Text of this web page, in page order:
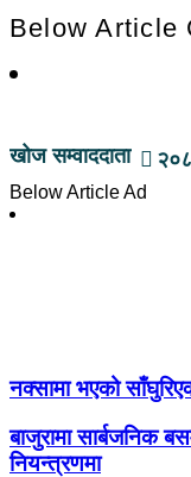
Below Article
खोज सम्वाददाता
Below Article Ad
नक्सामा भएको
बाजुरामा सार्बजनिक
नियन्त्रणमा